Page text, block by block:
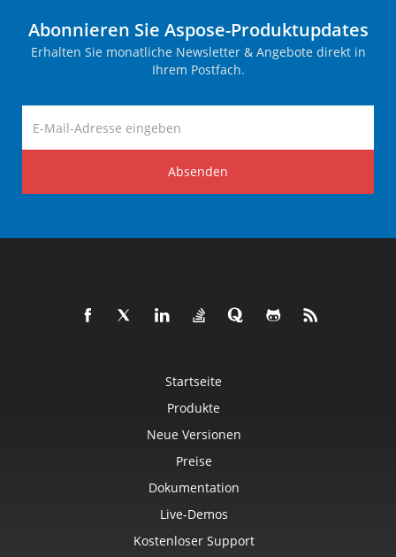
Abonnieren Sie Aspose-Produktupdates
Erhalten Sie monatliche Newsletter & Angebote direkt in
Ihrem Postfach.
Absenden
Startseite
Produkte
Neue Versionen
Preise
Dokumentation
Live-Demos
Kostenloser Support